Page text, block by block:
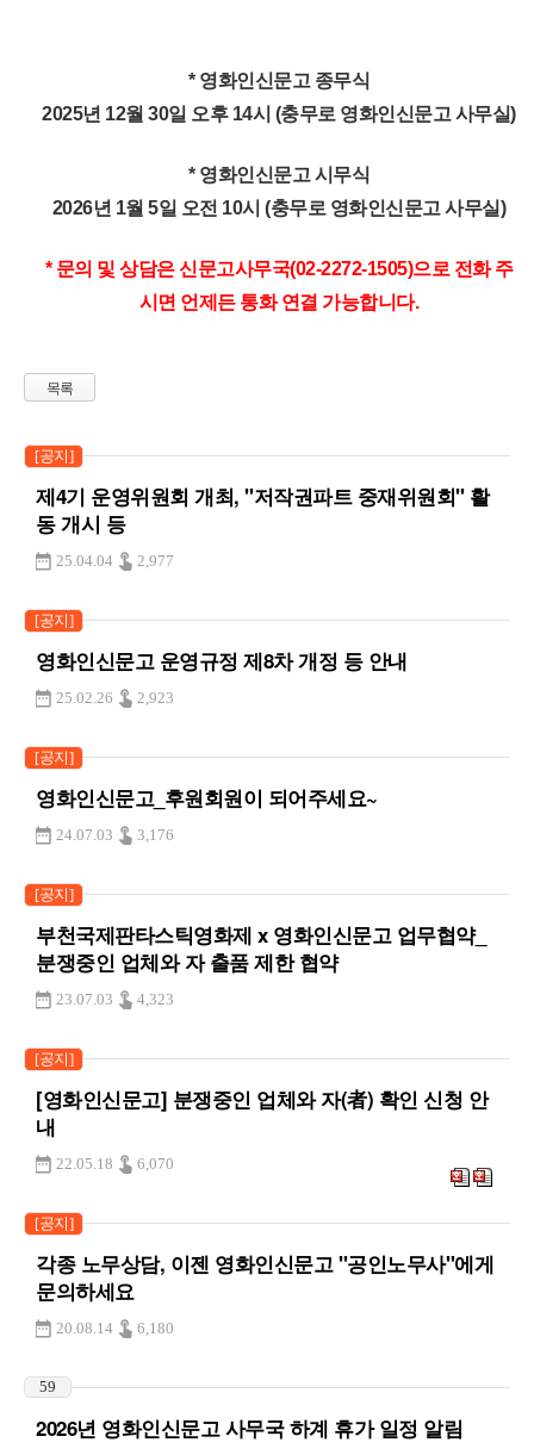
* 영화인신문고 종무식
2025년 12월 30일 오후 14시 (충무로 영화인신문고 사무실)
* 영화인신문고 시무식
2026년 1월 5일 오전 10시 (충무로 영화인신문고 사무실)
* 문의 및 상담은 신문고사무국(02-2272-1505)으로 전화 주
시면 언제든 통화 연결 가능합니다.
목록
[공지]
제4기 운영위원회 개최, "저작권파트 중재위원회" 활
동 개시 등
25.04.04 2,977
[공지]
영화인신문고 운영규정 제8차 개정 등 안내
25.02.26 2,923
[공지]
영화인신문고_후원회원이 되어주세요~
24.07.03 3,176
[공지]
부천국제판타스틱영화제 x 영화인신문고 업무협약_
분쟁중인 업체와 자 출품 제한 협약
23.07.03 4,323
[공지]
[영화인신문고] 분쟁중인 업체와 자(者) 확인 신청 안
내
22.05.18 6,070
[공지]
각종 노무상담, 이젠 영화인신문고 "공인노무사"에게
문의하세요
20.08.14 6,180
59
2026년 영화인신문고 사무국 하계 휴가 일정 알림